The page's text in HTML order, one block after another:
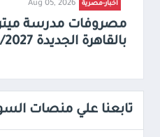
أخبار-مصرية Aug 05, 2026
مصروفات مدرسة
بالقاهرة الجديدة 2026/2027.. الرسوم كاملة
تابعنا علي منصات